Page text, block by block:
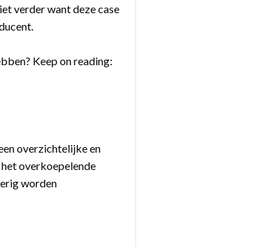
verder want deze case
Keep on reading:
overzichtelijke en
overkoepelende
worden